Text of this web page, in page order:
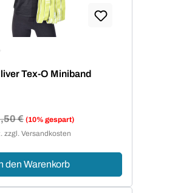
Tex-O Miniband
Preis:
€ (10% gespart)
zzgl. Versandkosten
den Warenkorb